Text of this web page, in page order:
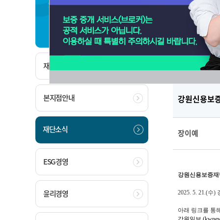
재단소개
재단소개
본지점안내
재단소식
ESG경영
윤리경영
보도
강원신용보
장이예
강원신용보증
2025. 5. 21.(수)
아래 링크를 통